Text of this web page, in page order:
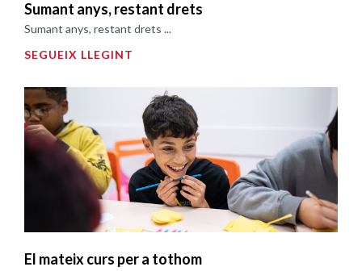
Sumant anys, restant drets
Sumant anys, restant drets ...
SEGUEIX LLEGINT
El mateix curs per a tothom